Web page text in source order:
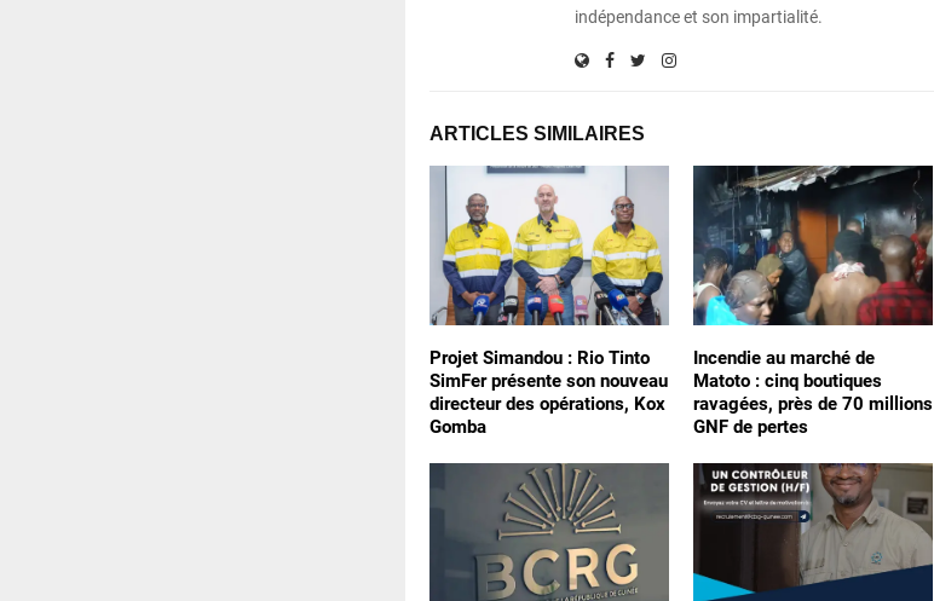
indépendance et son impartialité.
ARTICLES SIMILAIRES
Projet Simandou : Rio Tinto
SimFer présente son nouveau
directeur des opérations, Kox
Gomba
Incendie au marché de
Matoto : cinq boutiques
ravagées, près de 70 millions
GNF de pertes